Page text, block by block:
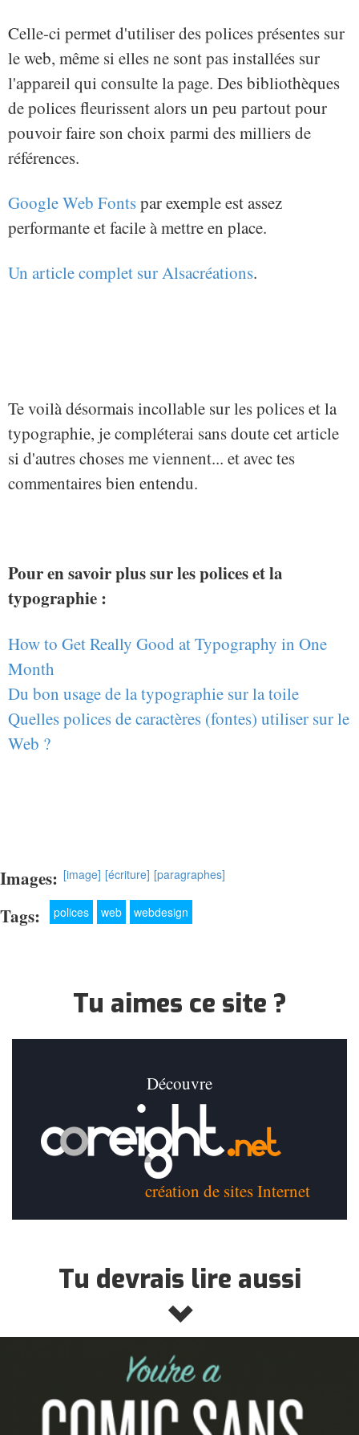
Celle-ci permet d'utiliser des polices présentes sur
le web, même si elles ne sont pas installées sur
l'appareil qui consulte la page. Des bibliothèques
de polices fleurissent alors un peu partout pour
pouvoir faire son choix parmi des milliers de
références.
Google Web Fontspar exemple est assez
performante et facile à mettre en place.
Un article complet sur Alsacréations.
Te voilà désormais incollable sur les polices et la
typographie, je compléterai sans doute cet article
si d'autres choses me viennent... et avec tes
commentaires bien entendu.
Pour en savoir plus sur les polices et la
typographie :
How to Get Really Good at Typography in One
Month
Du bon usage de la typographie sur la toile
Quelles polices de caractères (fontes) utiliser sur le
Web ?
Images: [image] [écriture] [paragraphes]
Tags: polices web webdesign
Tu aimes ce site ?
Découvre
création de sites Internet
Tu devrais lire aussi